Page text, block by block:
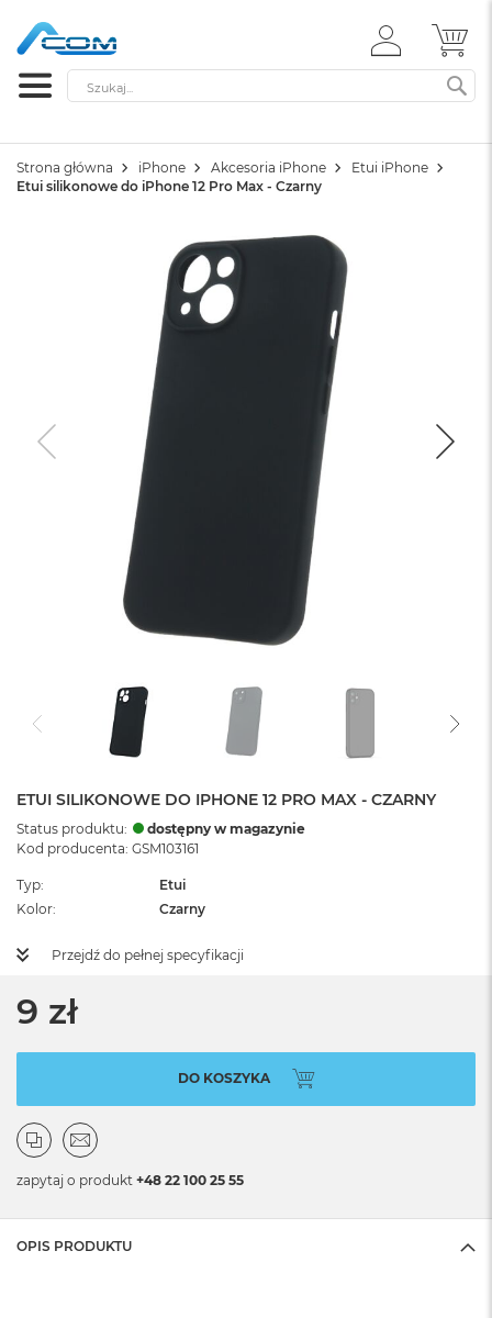
ZALOGUJ
SIĘ
Szukaj
Strona główna iPhone Akcesoria iPhone
Etui iPhone
Etui silikonowe do iPhone 12 Pro Max - Czarny
ETUI SILIKONOWE DO IPHONE 12 PRO MAX - CZARNY
Status produktu:
dostępny w magazynie
Kod producenta: GSM103161
Typ
Etui
Kolor
Czarny
Przejdź do pełnej specyfikacji
9 zł
DO KOSZYKA
zapytaj o produkt +48 22 100 25 55
OPIS PRODUKTU